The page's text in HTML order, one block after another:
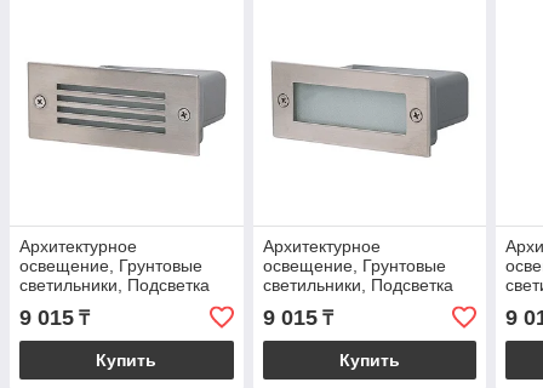
Архитектурное
освещение, Грунтовые
светильники, Подсветка
фонтанов
9 015 ₸
Купить
Архитектурное
освещение, Грунтовые
светильники, Подсветка
фонтанов
9 015₸
Купить
9